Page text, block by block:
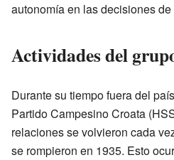
autonomía en las decisiones de
Actividades del
Durante su tiempo fuera del
Partido Campesino Croata
relaciones se volvieron cada
se rompieron en 1935. Esto